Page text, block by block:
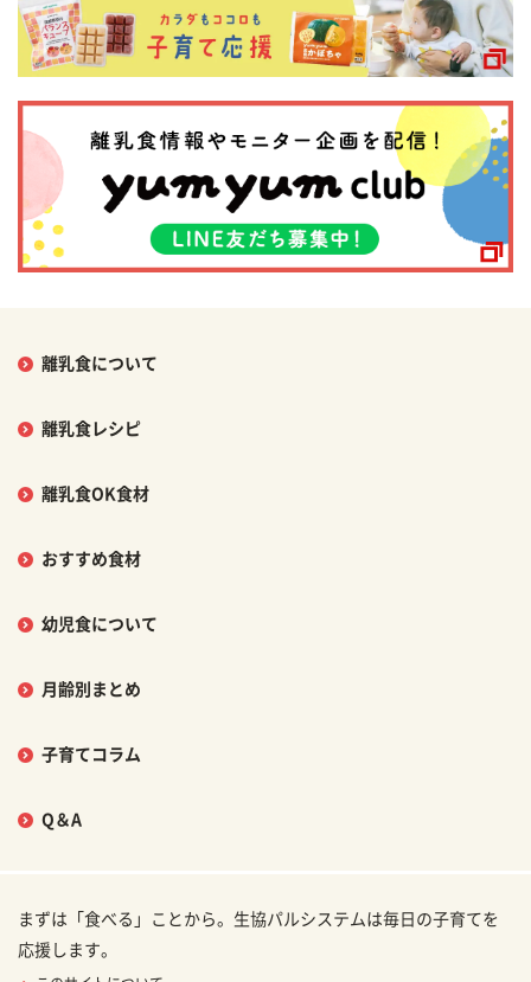
離乳食について
離乳食レシピ
離乳食OK食材
おすすめ食材
幼児食について
月齢別まとめ
子育てコラム
Q＆A
まずは「食べる」ことから。生協パルシステムは毎日の子育てを
応援します。